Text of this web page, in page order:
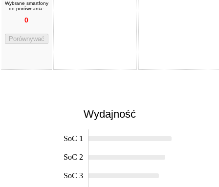
Wybrane smartfony
do porównania:
0
Porównywać
Wydajność
SoC 1
SoC 2
SoC 3